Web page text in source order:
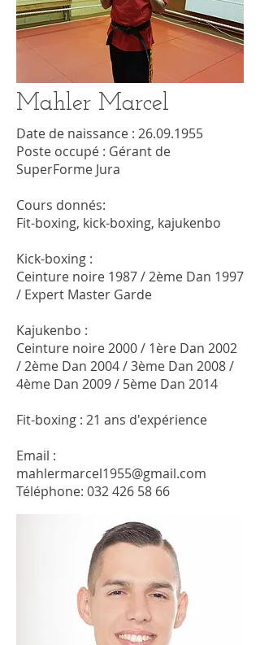
Mahler Marcel
Date de naissance : 26.09.1955
Poste occupé : Gérant de
SuperForme Jura
Cours donnés:
Fit-boxing, kick-boxing, kajukenbo
Kick-boxing :
Ceinture noire 1987 / 2ème Dan 1997
/ Expert Master Garde
Kajukenbo :
Ceinture noire 2000 / 1ère Dan 2002
/ 2ème Dan 2004 / 3ème Dan 2008 /
4ème Dan 2009 / 5ème Dan 2014
Fit-boxing : 21 ans d'expérience
Email :
mahlermarcel1955@gmail.com
Téléphone: 032 426 58 66